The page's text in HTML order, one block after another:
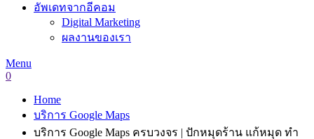
อัพเดทจากอีคอม
Digital Marketing
ผลงานของเรา
Menu
0
Home
บริการ Google Maps
บริการ Google Maps ครบวงจร | ปักหมุดร้าน แก้หมุด ทำ